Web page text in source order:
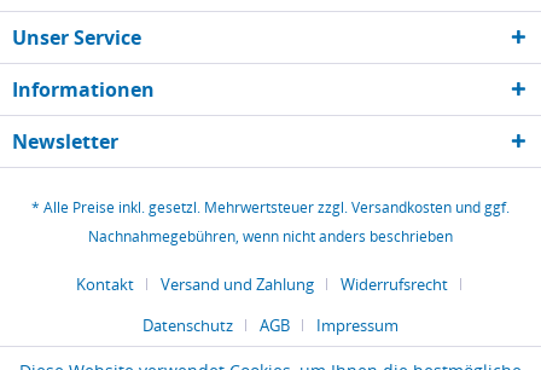
Unser Service
Informationen
Newsletter
* Alle Preise inkl. gesetzl. Mehrwertsteuer zzgl.Versandkosten und ggf.
Nachnahmegebühren, wenn nicht anders beschrieben
Kontakt Versand und Zahlung
Widerrufsrecht
Datenschutz
AGB Impressum